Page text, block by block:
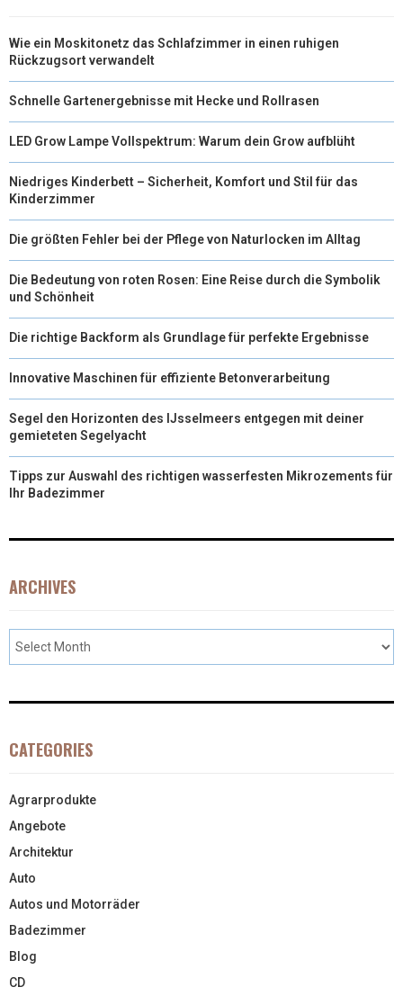
Wie ein Moskitonetz das Schlafzimmer in einen ruhigen
Rückzugsort verwandelt
Schnelle Gartenergebnisse mit Hecke und Rollrasen
LED Grow Lampe Vollspektrum: Warum dein Grow aufblüht
Niedriges Kinderbett – Sicherheit, Komfort und Stil für das
Kinderzimmer
Die größten Fehler bei der Pflege von Naturlocken im Alltag
Die Bedeutung von roten Rosen: Eine Reise durch die Symbolik
und Schönheit
Die richtige Backform als Grundlage für perfekte Ergebnisse
Innovative Maschinen für effiziente Betonverarbeitung
Segel den Horizonten des IJsselmeers entgegen mit deiner
gemieteten Segelyacht
Tipps zur Auswahl des richtigen wasserfesten Mikrozements für
Ihr Badezimmer
ARCHIVES
CATEGORIES
Agrarprodukte
Angebote
Architektur
Auto
Autos und Motorräder
Badezimmer
Blog
CD